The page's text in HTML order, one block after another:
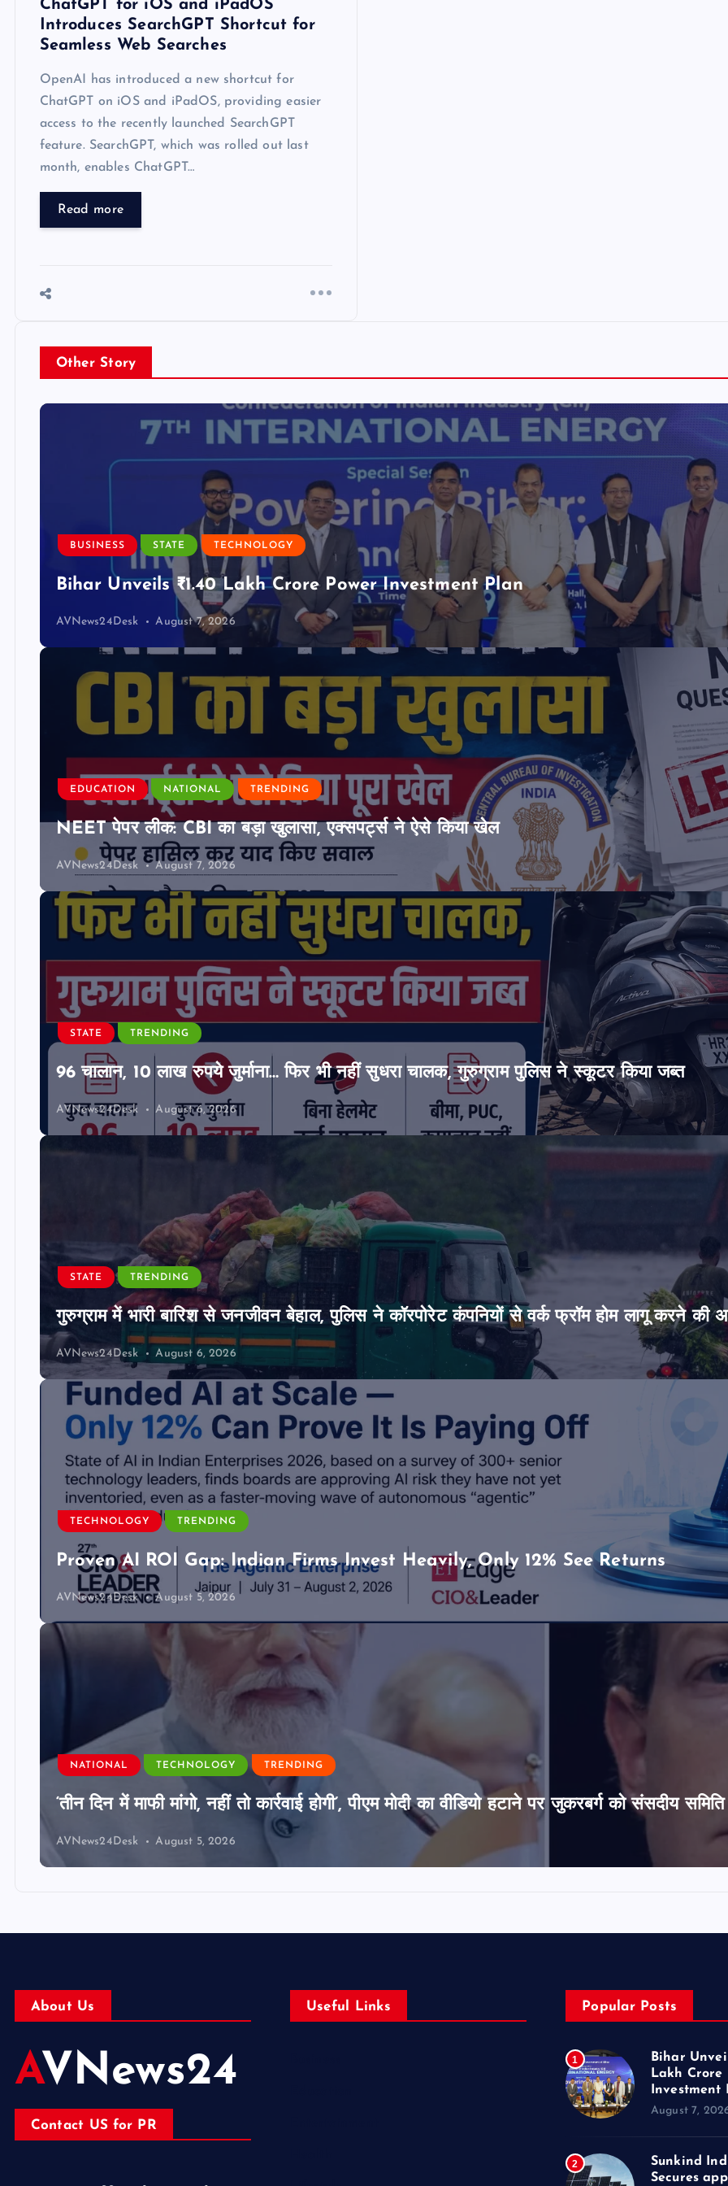
ChatGPT for iOS and iPadOS
Introduces SearchGPT Shortcut for
Seamless Web Searches
OpenAI has introduced a new shortcut for
ChatGPT on iOS and iPadOS, providing easier
access to the recently launched SearchGPT
feature. SearchGPT, which was rolled out last
month, enables ChatGPT…
Read more
Other Story
BUSINESS STATE TECHNOLOGY
Bihar Unveils ₹1.40 Lakh Crore Power Investment Plan
AVNews24Desk August 7, 2026
EDUCATION NATIONAL TRENDING
NEET पेपर लीक: CBI का बड़ा खुलासा, एक्सपर्ट्स ने ऐसे किया खेल
AVNews24Desk August 7, 2026
STATE TRENDING
96 चालान, 10 लाख रुपये जुर्माना… फिर भी नहीं सुधरा चालक, गुरुग्राम पुलिस ने स्कूटर किया जब्त
AVNews24Desk August 6, 2026
STATE TRENDING
गुरुग्राम में भारी बारिश से जनजीवन बेहाल, पुलिस ने कॉरपोरेट कंपनियों से वर्क फ्रॉम होम लागू करने की
AVNews24Desk August 6, 2026
TECHNOLOGY TRENDING
Proven AI ROI Gap: Indian Firms Invest Heavily, Only 12% See Returns
AVNews24Desk August 5, 2026
NATIONAL TECHNOLOGY TRENDING
‘तीन दिन में माफी मांगो, नहीं तो कार्रवाई होगी’, पीएम मोदी का वीडियो हटाने पर जुकरबर्ग को संसदीय
AVNews24Desk August 5, 2026
About Us
AVNews24
Contact US for PR
Useful Links Popular Posts
1
Bihar
Lakh Crore
Investment
August 7,
2
Sunkind
Secures